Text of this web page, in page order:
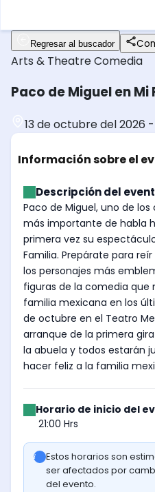
Regresar al buscador
Arts & TheatreComedia
Paco de Miguel en
13 de octubre del 2026 -
Información sobre el
Descripción del
Paco de Miguel, uno de
más importante de habla
primera vez su
Familia. Prepárate para
los personajes más
figuras de la comedia que
familia mexicana en los
de octubre en el Teatro
arranque de la primera
la abuela y todos estarán
hacer feliz a la familia
Horario de inicio del
21:00 Hrs
Estos horarios son
ser afectados por
del evento.